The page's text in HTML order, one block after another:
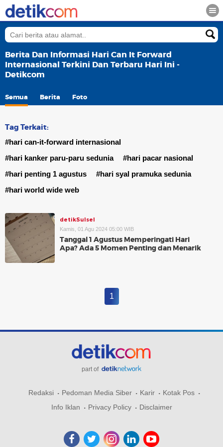
Berita Dan Informasi Hari Can It Forward
Internasional Terkini Dan Terbaru Hari Ini -
Detikcom
Semua Berita Foto
Tag Terkait:
#hari can-it-forward internasional
#hari kanker paru-paru sedunia
#hari pacar nasional
#hari penting 1 agustus
#hari syal pramuka sedunia
#hari world wide web
detikSulsel
Kamis, 01 Agu 2024 05:00 WIB
Tanggal 1 Agustus Memperingati Hari
Apa? Ada 5 Momen Penting dan Menarik
1
part of
Redaksi Pedoman Media Siber Karir
Kotak Pos
Info Iklan
Privacy Policy Disclaimer